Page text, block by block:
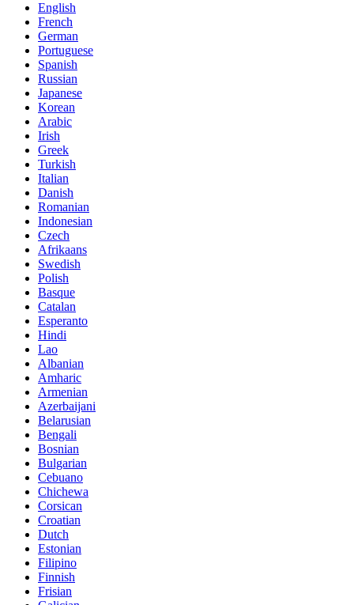
English
French
German
Portuguese
Spanish
Russian
Japanese
Korean
Arabic
Irish
Greek
Turkish
Italian
Danish
Romanian
Indonesian
Czech
Afrikaans
Swedish
Polish
Basque
Catalan
Esperanto
Hindi
Lao
Albanian
Amharic
Armenian
Azerbaijani
Belarusian
Bengali
Bosnian
Bulgarian
Cebuano
Chichewa
Corsican
Croatian
Dutch
Estonian
Filipino
Finnish
Frisian